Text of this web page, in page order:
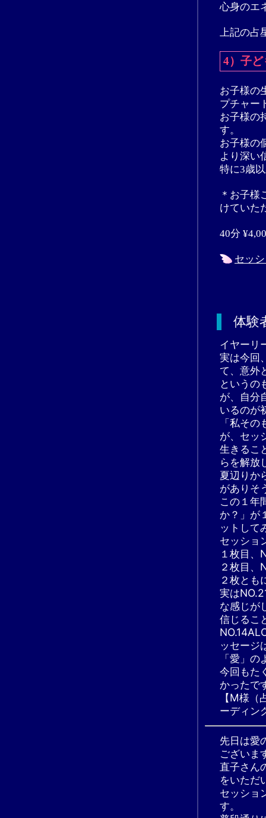
心身のエ
上記の占
4）子
お子様の
プチャー
お子様の
す。
お子様の
より深い
特に3歳
＊お子様
けていた
40分
セッ
体験
イヤーリ
実は今回
て、意外
というの
が、自分
いるのが
「私そ
が、セッ
生きるこ
らを解放
夏辺りか
がありそ
この１年
か？」が
ットして
セッショ
１枚目、
２枚目、
２枚とも
実は
な感じが
信じるこ
ッセージ
「愛」
今回もた
かったで
【M様
ーディン
先日は愛
ございま
直子さん
をいただ
セッショ
す。